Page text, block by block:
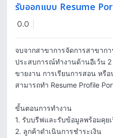
รับออกแบบ Resume
0.0
จบจากสาขาการจัดการสาขากา
ประสบการณ์ทำงานด้านอีเว้น
ขายงาน การเรียนการสอน หรื
สามารถทำ Resume Profile
ขั้นตอนการทำงาน
1. รับบรีฟและรับข้อมูลพร้อมคุยเ
2. ลูกค้าดำเนินการชำระเงิน